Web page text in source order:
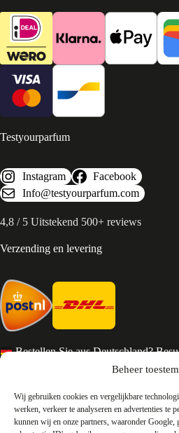
Beheer
Wij gebruiken cookies en vergelijkbare
werken, verkeer te analyseren en advertenties te
kunnen wij en onze partners, waaronder Google,
Testyourparfum
Instagram
Facebook
Info@testyourparfum.com
4,8 / 5 Uitstekend 500+ reviews
Verzending en levering
Bestellen Sie aus Deutschland?
Services en Contact
Algemene voorwaarden